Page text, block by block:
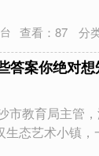
查看： 87 分
答案你绝对
市教育局主管
态艺术小镇